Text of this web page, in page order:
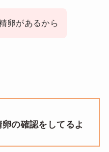
卵があるから
の確認をしてるよ